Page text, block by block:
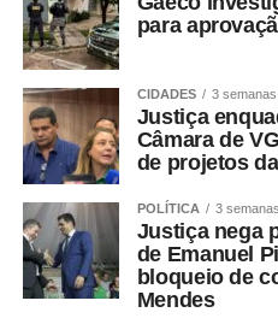
cinquenta e cinco mil,
reais e trinta e nove
multa de 10% (dez por cento)
prosseguimento dos atos
523 e parágrafos, do CPC”,
publicado no último dia 2.
COMENTE ABAIXO:
WhatsApp
Facebook
Twitter
para
CIDADES 3
Justiça
Câmara de
de projetos
POLÍTICA 3
Justiça nega
de Emanuel
bloqueio de
Mendes